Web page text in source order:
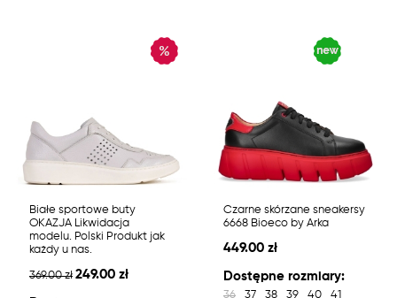
Białe sportowe buty
OKAZJA Likwidacja
modelu. Polski Produkt jak
każdy u nas.
369.00 zł 249.00 zł
Czarne skórzane sneakersy
6668 Bioeco by Arka
449.00 zł
Dostępne rozmiary:
36 37 38 39 40 41